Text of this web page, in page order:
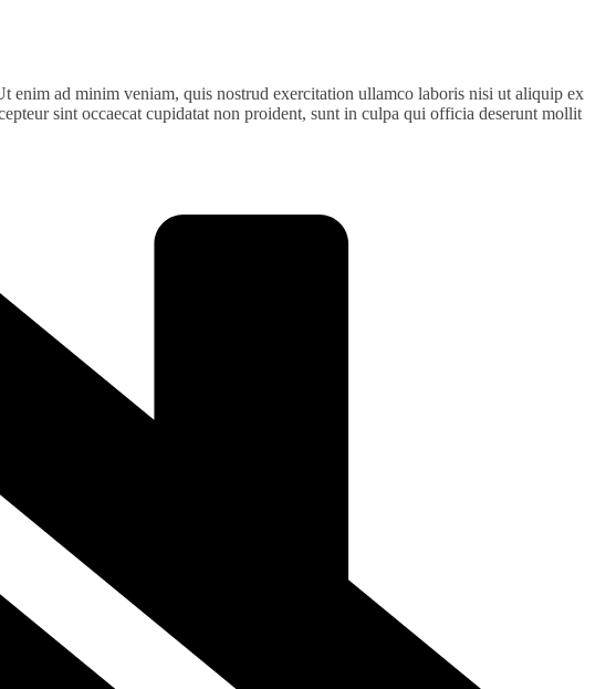
enim ad minim veniam, quis nostrud exercitation ullamco laboris nisi ut aliquip ex
sint occaecat cupidatat non proident, sunt in culpa qui officia deserunt mollit